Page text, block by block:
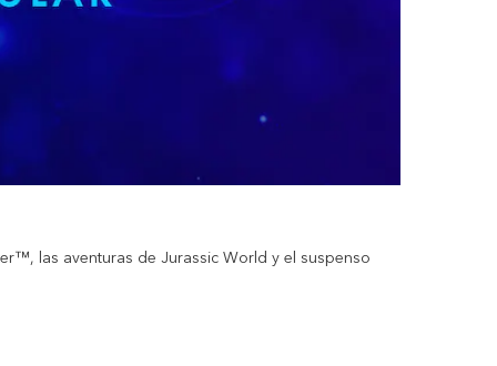
las aventuras de Jurassic World y el suspenso